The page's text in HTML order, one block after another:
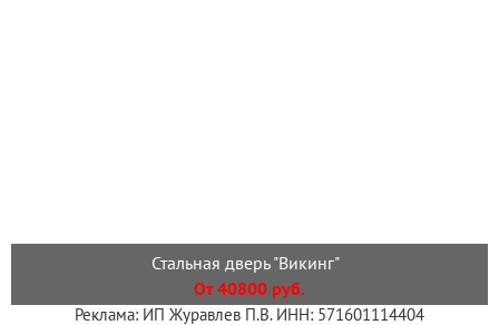
Стальная дверь "Викинг"
От 40800 руб.
Реклама: ИП Журавлев П.В. ИНН: 571601114404